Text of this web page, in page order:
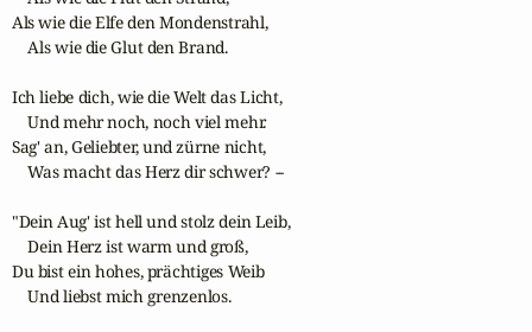
Als wie die Elfe den Mondenstrahl,
    Als wie die Glut den Brand.
Ich liebe dich, wie die Welt das Licht,
    Und mehr noch, noch viel mehr.
Sag' an, Geliebter, und zürne nicht,
    Was macht das Herz dir schwer? --
"Dein Aug' ist hell und stolz dein Leib,
    Dein Herz ist warm und groß,
Du bist ein hohes, prächtiges Weib
    Und liebst mich grenzenlos.